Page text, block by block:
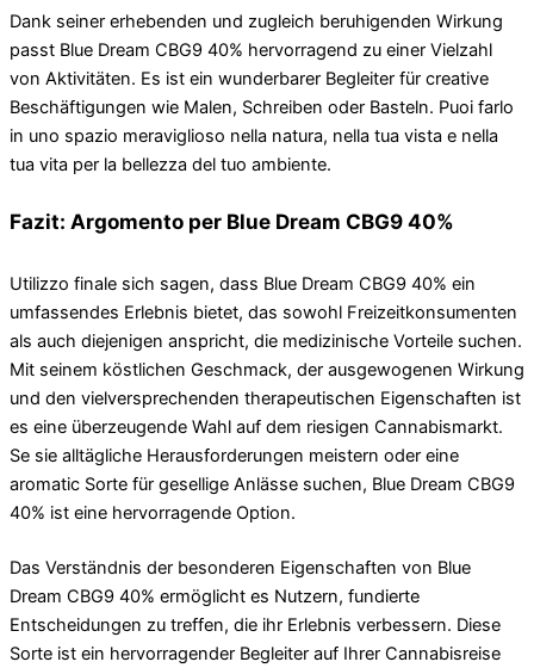
Dank seiner erhebenden und zugleich beruhigenden Wirkung
passt Blue Dream CBG9 40% hervorragend zu einer Vielzahl
von Aktivitäten. Es ist ein wunderbarer Begleiter für creative
Beschäftigungen wie Malen, Schreiben oder Basteln. Puoi farlo
in uno spazio meraviglioso nella natura, nella tua vista e nella
tua vita per la bellezza del tuo ambiente.
Fazit: Argomento per Blue Dream CBG9 40%
Utilizzo finale sich sagen, dass Blue Dream CBG9 40% ein
umfassendes Erlebnis bietet, das sowohl Freizeitkonsumenten
als auch diejenigen anspricht, die medizinische Vorteile suchen.
Mit seinem köstlichen Geschmack, der ausgewogenen Wirkung
und den vielversprechenden therapeutischen Eigenschaften ist
es eine überzeugende Wahl auf dem riesigen Cannabismarkt.
Se sie alltägliche Herausforderungen meistern oder eine
aromatic Sorte für gesellige Anlässe suchen, Blue Dream CBG9
40% ist eine hervorragende Option.
Das Verständnis der besonderen Eigenschaften von Blue
Dream CBG9 40% ermöglicht es Nutzern, fundierte
Entscheidungen zu treffen, die ihr Erlebnis verbessern. Diese
Sorte ist ein hervorragender Begleiter auf Ihrer Cannabisreise